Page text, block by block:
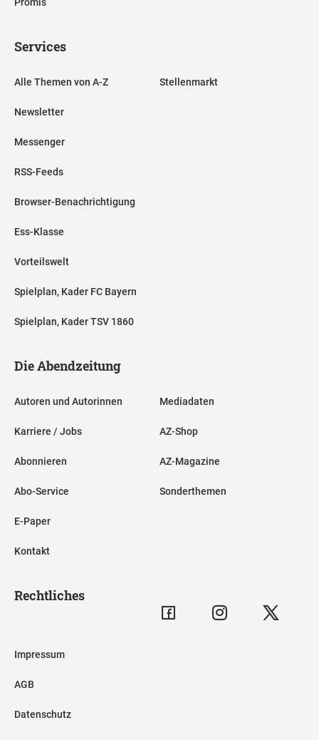
Services
Alle Themen von A-Z
Newsletter
Messenger
RSS-Feeds
Browser-Benachrichtigung
Ess-Klasse
Vorteilswelt
Spielplan, Kader FC Bayern
Spielplan, Kader TSV 1860
Stellenmarkt
Die Abendzeitung
Autoren und Autorinnen
Karriere / Jobs
Abonnieren
Abo-Service
E-Paper
Kontakt
Mediadaten
AZ-Shop
AZ-Magazine
Sonderthemen
Rechtliches
Impressum
AGB
Datenschutz